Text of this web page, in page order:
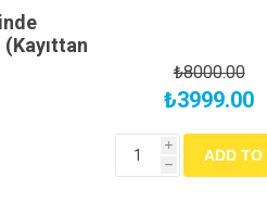
₺8000.00
₺3999.00
i
h